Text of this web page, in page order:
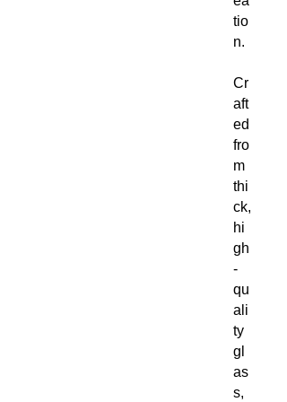
tio
n.
Cr
aft
ed
fro
m
thi
ck,
hi
gh
-
qu
ali
ty
gl
as
s,